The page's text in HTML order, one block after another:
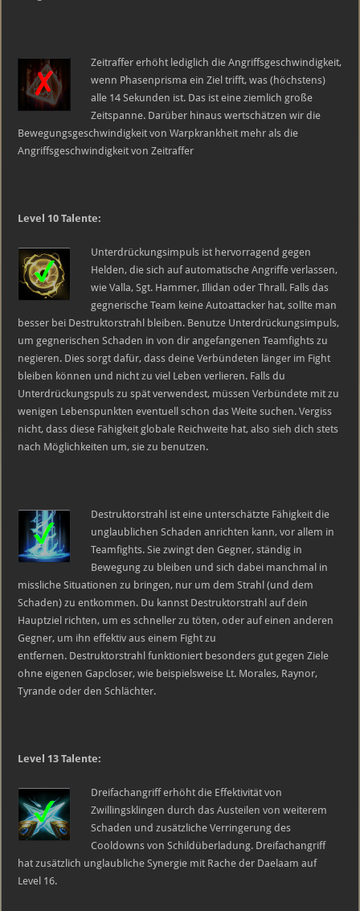
Zeitraffer erhöht lediglich die Angriffsgeschwindigkeit,
wenn Phasenprisma ein Ziel trifft, was (höchstens)
alle 14 Sekunden ist. Das ist eine ziemlich große
Zeitspanne. Darüber hinaus wertschätzen wir die
Bewegungsgeschwindigkeit von Warpkrankheit mehr als die
Angriffsgeschwindigkeit von Zeitraffer
Level 10 Talente:
Unterdrückungsimpuls ist hervorragend gegen
Helden, die sich auf automatische Angriffe verlassen,
wie Valla, Sgt. Hammer, Illidan oder Thrall. Falls das
gegnerische Team keine Autoattacker hat, sollte man
besser bei Destruktorstrahl bleiben. Benutze Unterdrückungsimpuls,
um gegnerischen Schaden in von dir angefangenen Teamfights zu
negieren. Dies sorgt dafür, dass deine Verbündeten länger im Fight
bleiben können und nicht zu viel Leben verlieren. Falls du
Unterdrückungspuls zu spät verwendest, müssen Verbündete mit zu
wenigen Lebenspunkten eventuell schon das Weite suchen. Vergiss
nicht, dass diese Fähigkeit globale Reichweite hat, also sieh dich stets
nach Möglichkeiten um, sie zu benutzen.
Destruktorstrahl ist eine unterschätzte Fähigkeit die
unglaublichen Schaden anrichten kann, vor allem in
Teamfights. Sie zwingt den Gegner, ständig in
Bewegung zu bleiben und sich dabei manchmal in
missliche Situationen zu bringen, nur um dem Strahl (und dem
Schaden) zu entkommen. Du kannst Destruktorstrahl auf dein
Hauptziel richten, um es schneller zu töten, oder auf einen anderen
Gegner, um ihn effektiv aus einem Fight zu
entfernen. Destruktorstrahl funktioniert besonders gut gegen Ziele
ohne eigenen Gapcloser, wie beispielsweise Lt. Morales, Raynor,
Tyrande oder den Schlächter.
Level 13 Talente:
Dreifachangriff erhöht die Effektivität von
Zwillingsklingen durch das Austeilen von weiterem
Schaden und zusätzliche Verringerung des
Cooldowns von Schildüberladung. Dreifachangriff
hat zusätzlich unglaubliche Synergie mit Rache der Daelaam auf
Level 16.